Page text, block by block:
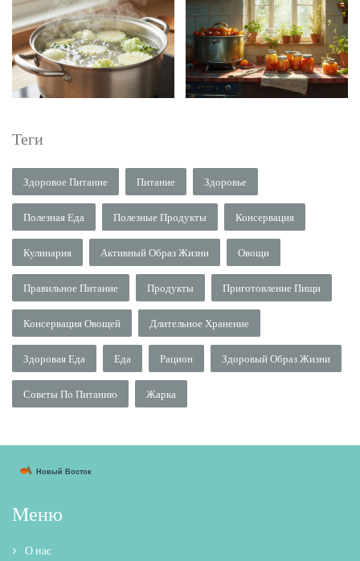
Теги
Здоровое Питание Питание Здоровье
Полезная Еда Полезные Продукты Консервация
Кулинария Активный Образ Жизни Овощи
Правильное Питание Продукты Приготовление Пищи
Консервация Овощей Длительное Хранение
Здоровая Еда Еда Рацион Здоровый Образ Жизни
Советы По Питанию Жарка
Меню
О нас